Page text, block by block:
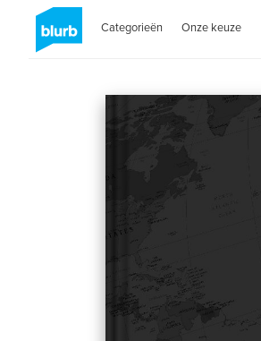
Categorieën Onze keuze